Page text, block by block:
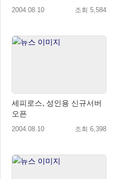
2004.08.10 조회 5,584
세피로스, 성인용 신규서버
오픈
2004.08.10 조회 6,398